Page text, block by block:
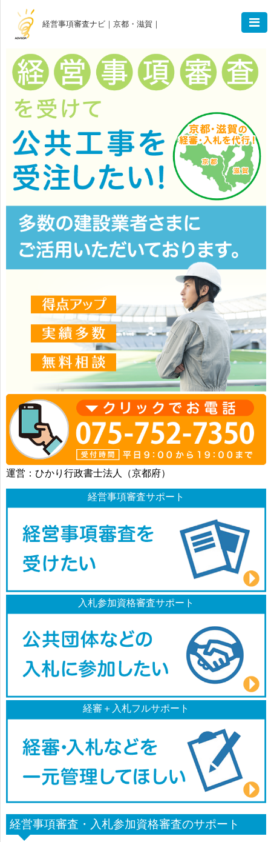
経営事項審査ナビ｜京都・滋賀｜
運営：ひかり行政書士法人（京都府）
経営事項審査サポート
入札参加資格審査サポート
経審＋入札フルサポート
経営事項審査・入札参加資格審査のサポート